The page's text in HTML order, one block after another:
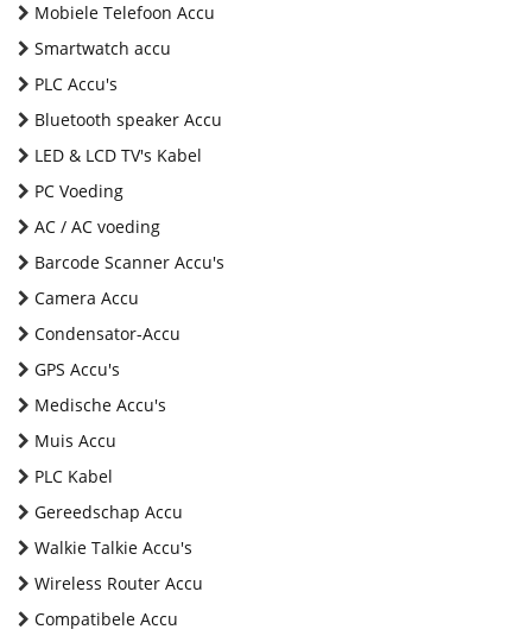
Mobiele Telefoon Accu
Smartwatch accu
PLC Accu's
Bluetooth speaker Accu
LED & LCD TV's Kabel
PC Voeding
AC / AC voeding
Barcode Scanner Accu's
Camera Accu
Condensator-Accu
GPS Accu's
Medische Accu's
Muis Accu
PLC Kabel
Gereedschap Accu
Walkie Talkie Accu's
Wireless Router Accu
Compatibele Accu